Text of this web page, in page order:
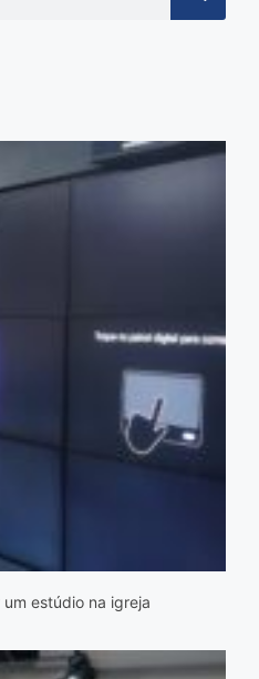
estúdio na igreja